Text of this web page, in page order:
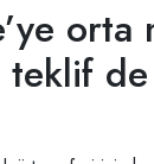
orta